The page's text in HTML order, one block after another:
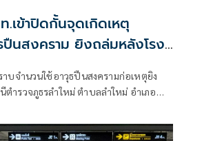
.เข้าปิดกั้นจุดเกิดเหตุ
ปืนสงคราม ยิงถล่มหลังโรง
าบจำนวนใช้อาวุธปืนสงครามก่อเหตุยิง
ตำรวจภูธรลำใหม่ ตำบลลำใหม่ อำเภอ